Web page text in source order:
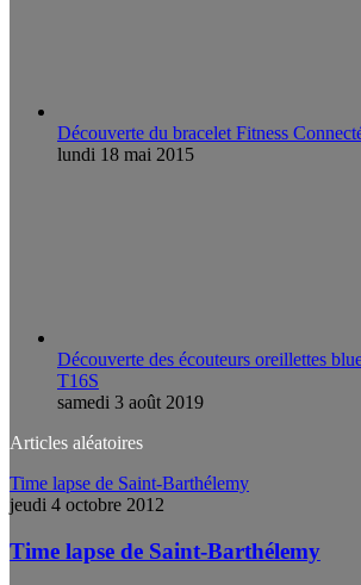
Découverte du bracelet Fitness
lundi 18 mai 2015
Découverte des écouteurs oreillettes
T16S
samedi 3 août 2019
Articles aléatoires
Time lapse de Saint-Barthélemy
jeudi 4 octobre 2012
Time lapse de Saint-Barthélemy